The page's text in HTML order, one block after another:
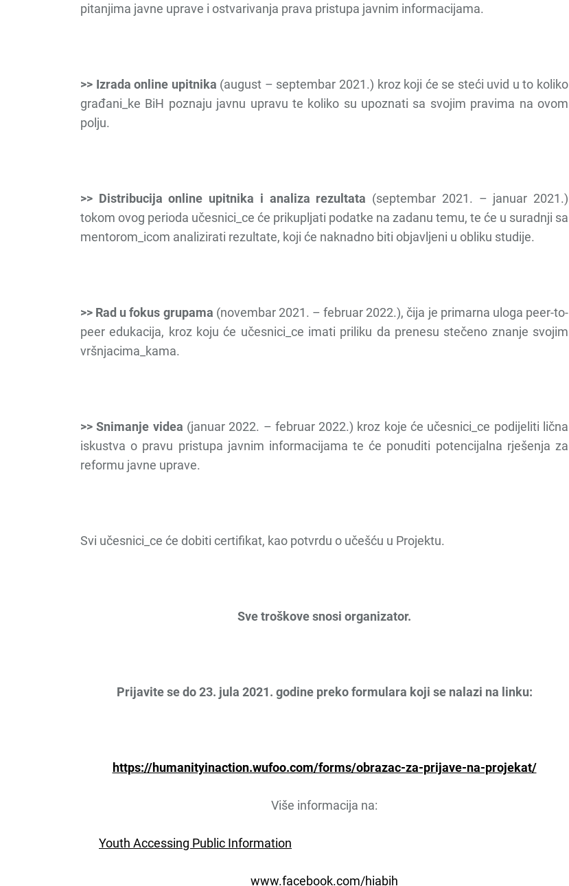
pitanjima javne uprave i ostvarivanja prava pristupa javnim informacijama.
>> Izrada online upitnika (august – septembar 2021.) kroz koji će se steći uvid u to koliko
građani_ke BiH poznaju javnu upravu te koliko su upoznati sa svojim pravima na ovom
polju.
>> Distribucija online upitnika i analiza rezultata (septembar 2021. – januar 2021.)
tokom ovog perioda učesnici_ce će prikupljati podatke na zadanu temu, te će u suradnji sa
mentorom_icom analizirati rezultate, koji će naknadno biti objavljeni u obliku studije.
>> Rad u fokus grupama (novembar 2021. – februar 2022.), čija je primarna uloga peer-to-
peer edukacija, kroz koju će učesnici_ce imati priliku da prenesu stečeno znanje svojim
vršnjacima_kama.
>> Snimanje videa (januar 2022. – februar 2022.) kroz koje će učesnici_ce podijeliti lična
iskustva o pravu pristupa javnim informacijama te će ponuditi potencijalna rješenja za
reformu javne uprave.
Svi učesnici_ce će dobiti certifikat, kao potvrdu o učešću u Projektu.
Sve troškove snosi organizator.
Prijavite se do23. jula 2021. godinepreko formulara koji se nalazi na linku:
https://humanityinaction.wufoo.com/forms/obrazac-za-prijave-na-projekat/
Više informacija na:
Youth Accessing Public Information
www.facebook.com/hiabih